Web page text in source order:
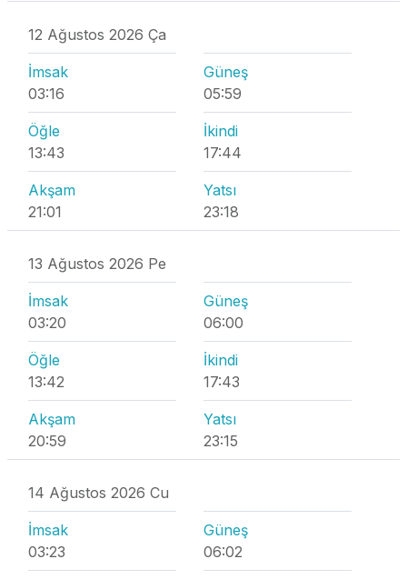
12 Ağustos 2026 Ça
İmsak
03:16
Güneş
05:59
Öğle
13:43
İkindi
17:44
Akşam
21:01
Yatsı
23:18
13 Ağustos 2026 Pe
İmsak
03:20
Güneş
06:00
Öğle
13:42
İkindi
17:43
Akşam
20:59
Yatsı
23:15
14 Ağustos 2026 Cu
İmsak
03:23
Güneş
06:02